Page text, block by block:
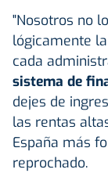
"Nosotros no
lógicamente
cada
sistema de
dejes de
las rentas
España más
reprochado.